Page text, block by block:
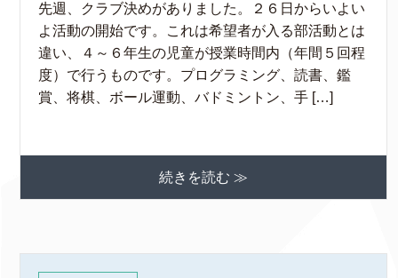
先週、クラブ決めがありました。２６日からいよい
よ活動の開始です。これは希望者が入る部活動とは
違い、４～６年生の児童が授業時間内（年間５回程
度）で行うものです。プログラミング、読書、鑑
賞、将棋、ボール運動、バドミントン、手 […]
続きを読む ≫